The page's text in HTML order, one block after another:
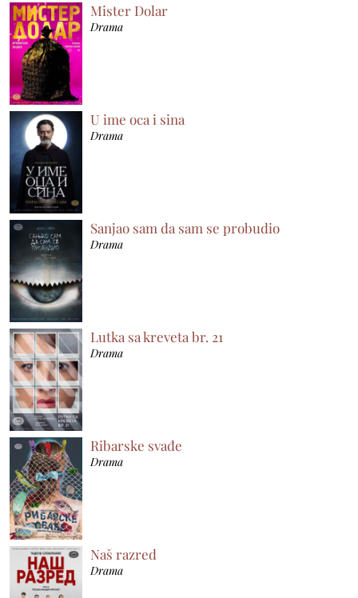
Mister Dolar
Drama
U ime oca i sina
Drama
Sanjao sam da sam se probudio
Drama
Lutka sa kreveta br. 21
Drama
Ribarske svađe
Drama
Naš razred
Drama